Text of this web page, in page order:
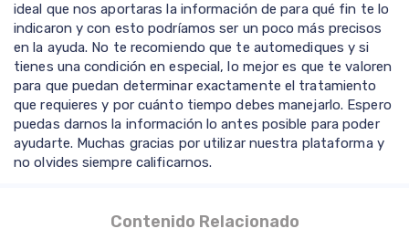
ideal que nos aportaras la información de para qué fin te lo
indicaron y con esto podríamos ser un poco más precisos
en la ayuda. No te recomiendo que te automediques y si
tienes una condición en especial, lo mejor es que te valoren
para que puedan determinar exactamente el tratamiento
que requieres y por cuánto tiempo debes manejarlo. Espero
puedas darnos la información lo antes posible para poder
ayudarte. Muchas gracias por utilizar nuestra plataforma y
no olvides siempre calificarnos.
Contenido Relacionado